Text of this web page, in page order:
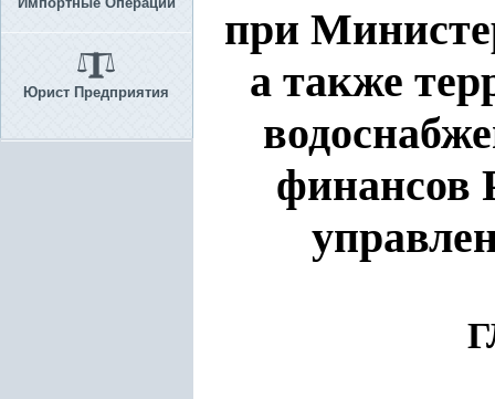
Юрист Предприятия
при
а также
финансов